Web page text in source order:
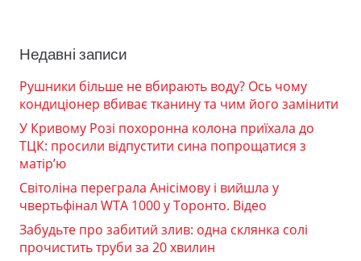
Недавні записи
Рушники більше не вбирають воду? Ось чому
кондиціонер вбиває тканину та чим його замінити
У Кривому Розі похоронна колона приїхала до
ТЦК: просили відпустити сина попрощатися з
матір’ю
Світоліна переграла Анісімову і вийшла у
чвертьфінал WTA 1000 у Торонто. Відео
Забудьте про забитий злив: одна склянка солі
прочистить труби за 20 хвилин